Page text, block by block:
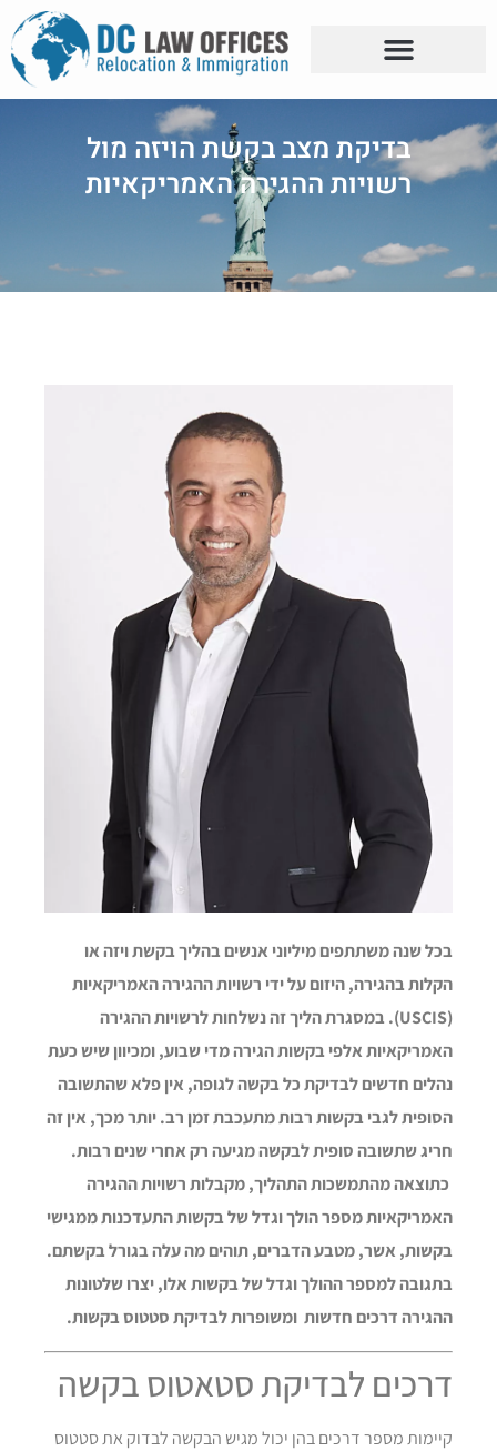
בדיקת מצב בקשת הויזה מול
רשויות ההגירה האמריקאיות
בכל שנה משתתפים מיליוני אנשים בהליך בקשת ויזה או
הקלות בהגירה, היזום על ידי רשויות ההגירה האמריקאיות
(USCIS). במסגרת הליך זה נשלחות לרשויות ההגירה
האמריקאיות אלפי בקשות הגירה מדי שבוע, ומכיוון שיש כעת
נהלים חדשים לבדיקת כל בקשה לגופה, אין פלא שהתשובה
הסופית לגבי בקשות רבות מתעכבת זמן רב. יותר מכך, אין זה
חריג שתשובה סופית לבקשה מגיעה רק אחרי שנים רבות.
כתוצאה מהתמשכות התהליך, מקבלות רשויות ההגירה
האמריקאיות מספר הולך וגדל של בקשות התעדכנות ממגישי
בקשות, אשר, מטבע הדברים, תוהים מה עלה בגורל בקשתם.
בתגובה למספר ההולך וגדל של בקשות אלו, יצרו שלטונות
ההגירה דרכים חדשות ומשופרות לבדיקת סטטוס בקשות.
דרכים לבדיקת סטאטוס בקשה
קיימות מספר דרכים בהן יכול מגיש הבקשה לבדוק את סטטוס